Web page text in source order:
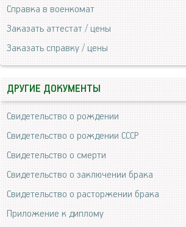
Справка в военкомат
Заказать аттестат / цены
Заказать справку / цены
ДРУГИЕ ДОКУМЕНТЫ
Свидетельство о рождении
Свидетельство о рождении СССР
Свидетельство о смерти
Свидетельство о заключении брака
Свидетельство о расторжении брака
Приложение к диплому